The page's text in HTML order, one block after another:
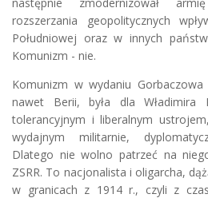
rozszerzania geopolitycznych
Południowej oraz w innych
Komunizm - nie.
Komunizm w wydaniu
nawet Berii, była dla Władimira
tolerancyjnym i liberalnym
wydajnym militarnie,
Dlatego nie wolno patrzeć na
ZSRR. To nacjonalista i oligarcha,
w granicach z 1914 r., czyli z